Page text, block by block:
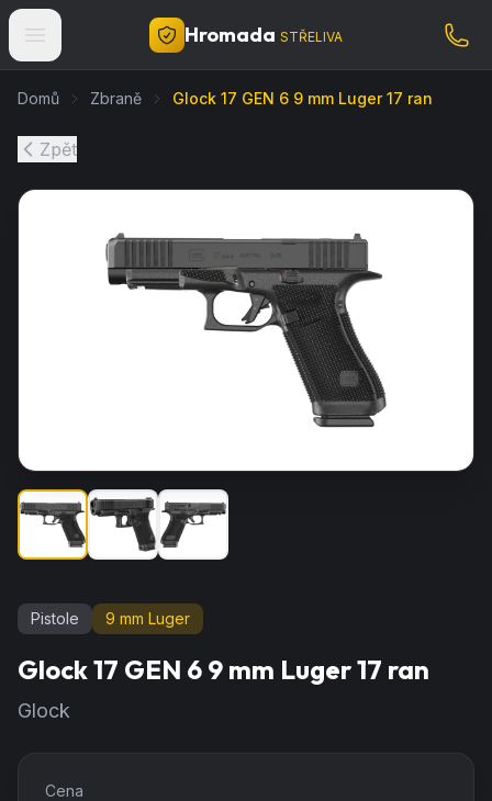
Hromada STŘELIVA
Domů Zbraně Glock 17 GEN 6 9 mm Luger 17 ran
Zpět
Pistole 9 mm Luger
Glock 17 GEN 6 9 mm Luger 17 ran
Glock
Cena